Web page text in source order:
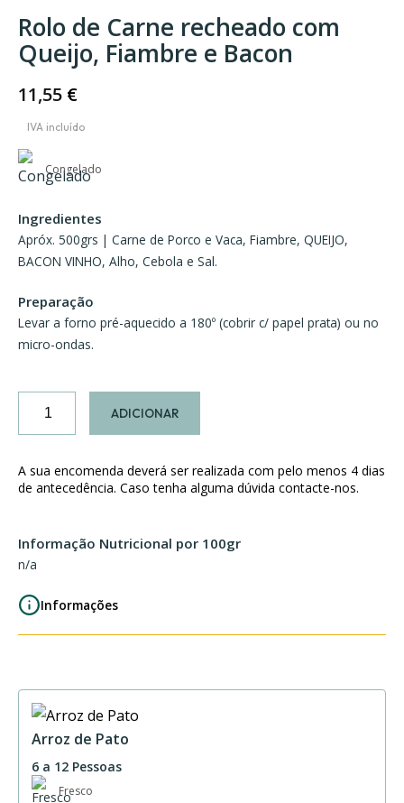
Rolo de Carne recheado com
Queijo, Fiambre e Bacon
11,55 €
Congelado
Ingredientes
Apróx. 500grs | Carne de Porco e Vaca, Fiambre, QUEIJO,
BACON VINHO, Alho, Cebola e Sal.
Preparação
Levar a forno pré-aquecido a 180º (cobrir c/ papel prata) ou no
micro-ondas.
de
Carne
Queijo,
Fiambre
e
Bacon
ADICIONAR
A sua encomenda deverá ser realizada com pelo menos 4 dias
de antecedência. Caso tenha alguma dúvida contacte-nos.
Informação Nutricional por 100gr
n/a
Informações
Arroz de Pato
6 a 12 Pessoas
Fresco